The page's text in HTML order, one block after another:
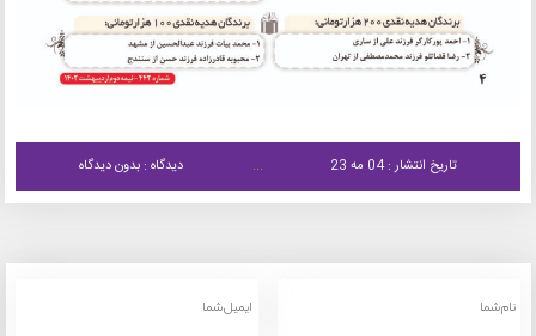
تاریخ انتشار : 04 مه 23 دیدگاه : بدون دیدگاه